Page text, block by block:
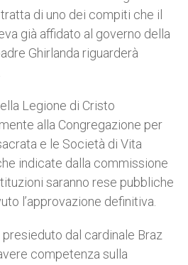
di uno dei compiti che il
già affidato al governo della
Ghirlanda riguarderà
Legione di Cristo
alla Congregazione per
e le Società di Vita
indicate dalla commissione
saranno rese pubbliche
l’approvazione definitiva.
dal cardinale Braz
competenza sulla